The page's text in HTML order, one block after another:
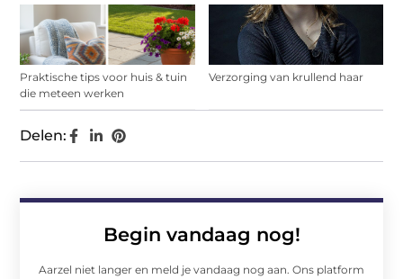
Praktische tips voor huis & tuin
die meteen werken
Verzorging van krullend haar
Begin vandaag nog!
Aarzel niet langer en meld je vandaag nog aan. Ons platform
Delen: